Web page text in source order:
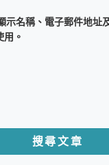
示名稱、電子郵件地址
。
搜尋文章